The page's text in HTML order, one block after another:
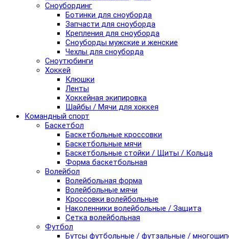
Сноубординг
Ботинки для сноуборда
Запчасти для сноуборда
Крепления для сноуборда
Сноуборды мужские и женские
Чехлы для сноуборда
Сноутюбинги
Хоккей
Клюшки
Ленты
Хоккейная экипировка
Шайбы / Мячи для хоккея
Командный спорт
Баскетбол
Баскетбольные кроссовки
Баскетбольные мячи
Баскетбольные стойки / Щиты / Кольца
Форма баскетбольная
Волейбол
Волейбольная форма
Волейбольные мячи
Кроссовки волейбольные
Наколенники волейбольные / Защита
Сетка волейбольная
Футбол
Бутсы футбольные / футзальные /